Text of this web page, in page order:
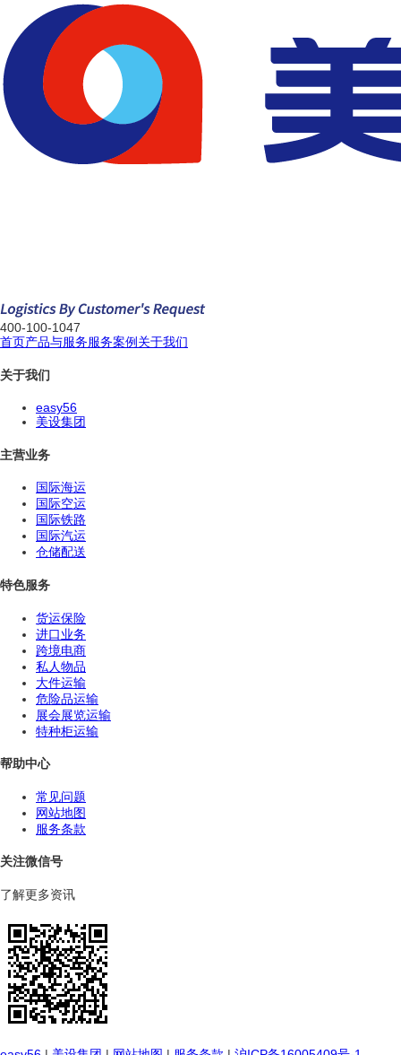
400-100-1047
首页产品与服务服务案例 关于我们
关于我们
easy56
美设集团
主营业务
国际海运
国际空运
国际铁路
国际汽运
仓储配送
特色服务
货运保险
进口业务
跨境电商
私人物品
大件运输
危险品运输
展会展览运输
特种柜运输
帮助中心
常见问题
网站地图
服务条款
关注微信号
了解更多资讯